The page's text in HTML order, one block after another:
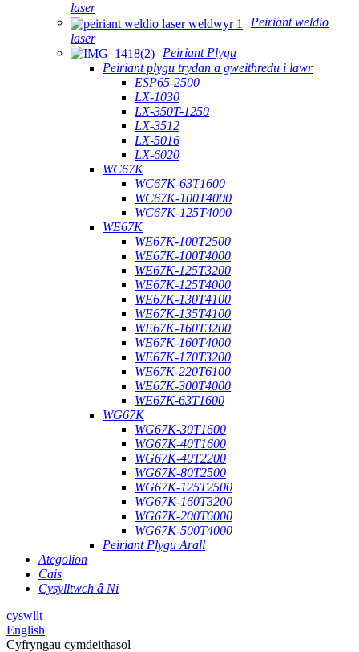
laser
Peiriant weldio
laser
Peiriant Plygu
Peiriant plygu trydan a gweithredu i lawr
ESP65-2500
LX-1030
LX-350T-1250
LX-3512
LX-5016
LX-6020
WC67K
WC67K-63T1600
WC67K-100T4000
WC67K-125T4000
WE67K
WE67K-100T2500
WE67K-100T4000
WE67K-125T3200
WE67K-125T4000
WE67K-130T4100
WE67K-135T4100
WE67K-160T3200
WE67K-160T4000
WE67K-170T3200
WE67K-220T6100
WE67K-300T4000
WE67K-63T1600
WG67K
WG67K-30T1600
WG67K-40T1600
WG67K-40T2200
WG67K-80T2500
WG67K-125T2500
WG67K-160T3200
WG67K-200T6000
WG67K-500T4000
Peiriant Plygu Arall
Ategolion
Cais
Cysylltwch â Ni
cyswllt
English
Cyfryngau cymdeithasol